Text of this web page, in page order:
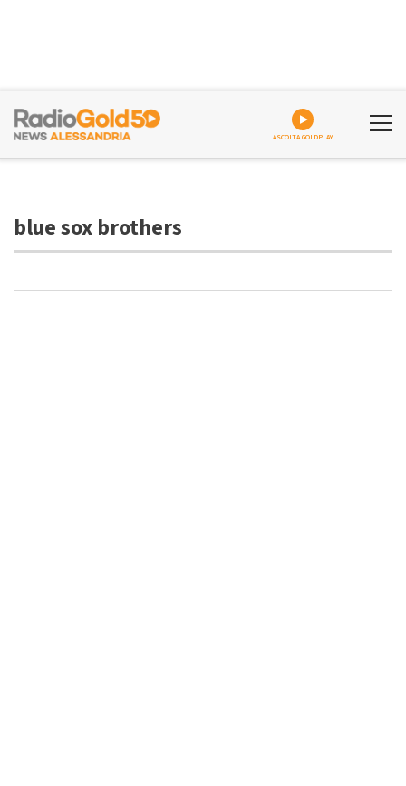
ASCOLTA GOLDPLAY
blue sox brothers